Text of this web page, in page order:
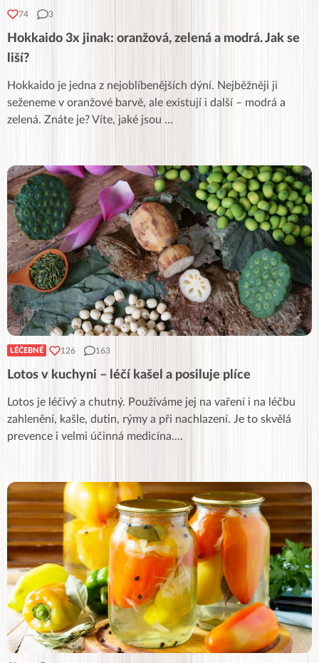
74 3
Hokkaido 3x jinak: oranžová, zelená a modrá. Jak se
liší?
Hokkaido je jedna z nejoblíbenějších dýní. Nejběžněji ji
seženeme v oranžové barvě, ale existují i další – modrá a
zelená. Znáte je? Víte, jaké jsou ...
LÉČEBNÉ 126 163
Lotos v kuchyni – léčí kašel a posiluje plíce
Lotos je léčivý a chutný. Používáme jej na vaření i na léčbu
zahlenění, kašle, dutin, rýmy a při nachlazení. Je to skvělá
prevence i velmi účinná medicína....